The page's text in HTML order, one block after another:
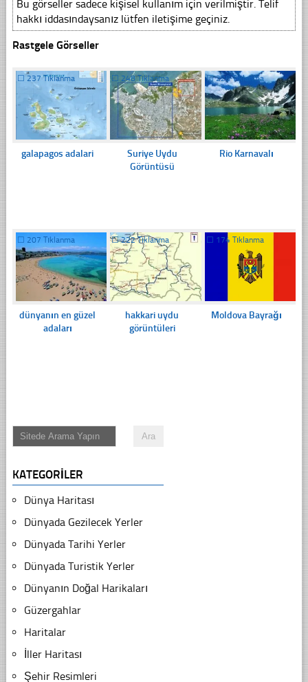
Bu görseller sadece kişisel kullanım için verilmiştir. Telif
hakkı iddasındaysanız lütfen iletişime geçiniz.
Rastgele Görseller
☐ 237 Tıklanma
galapagos adalari
☐ 248 Tıklanma
Suriye Uydu
Görüntüsü
☐228 Tıklanma
Rio Karnavalı
☐ 207 Tıklanma
dünyanın en güzel
adaları
☐222 Tıklanma
hakkari uydu
görüntüleri
☐ 174 Tıklanma
Moldova Bayrağı
KATEGORILER
Dünya Haritası
Dünyada Gezilecek Yerler
Dünyada Tarihi Yerler
Dünyada Turistik Yerler
Dünyanın Doğal Harikaları
Güzergahlar
Haritalar
İller Haritası
Şehir Resimleri